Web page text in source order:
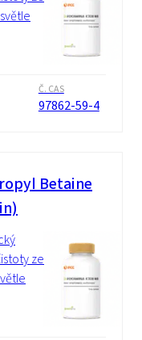
Č. CAS
97862-59-4
Betaine
ze